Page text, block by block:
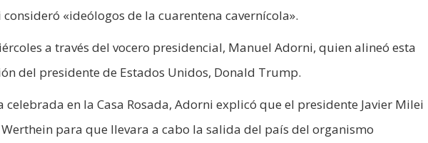
«ideólogos de la cuarentena cavernícola».
a través del vocero presidencial, Manuel Adorni, quien alineó esta
del presidente de Estados Unidos, Donald Trump.
celebrada en la Casa Rosada, Adorni explicó que el presidente Javier Milei
para que llevara a cabo la salida del país del organismo